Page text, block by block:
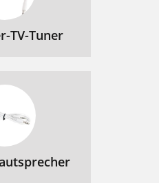
TV-Tuner